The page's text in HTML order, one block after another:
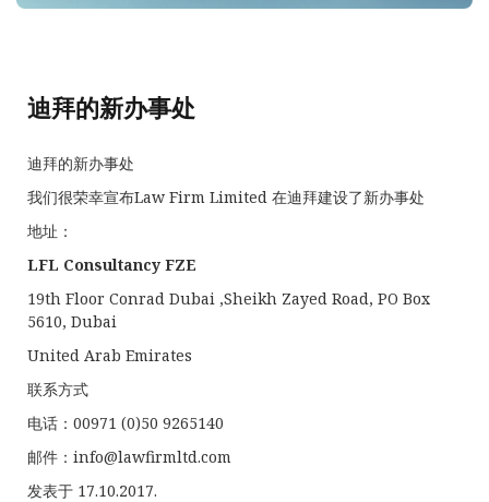
迪拜的新办事处
迪拜的新办事处
我们很荣幸宣布Law Firm Limited 在迪拜建设了新办事处
地址：
LFL Consultancy FZE
19th Floor Conrad Dubai ,Sheikh Zayed Road, PO Box
5610, Dubai
United Arab Emirates
联系方式
电话：00971 (0)50 9265140
邮件： info@lawfirmltd.com
发表于 17.10.2017.